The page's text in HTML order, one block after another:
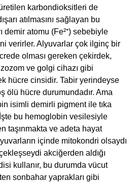
karbondioksitleri de
atılmasını sağlayan bu
demir atomu (Fe²⁺) sebebiyle
verirler. Alyuvarlar çok ilginç bir
olması gereken çekirdek,
ve golgi cihazı gibi
hücre cinsidir. Tabir yerindeyse
ölü hücre durumundadır. Ama
isimli demirli pigment ile tıka
bu hemoglobin vesilesiyle
taşınmakta ve adeta hayat
içinde mitokondri olsaydı
akciğerden aldığı
kullanır, bu durumda vücut
sonbahar yaprakları gibi